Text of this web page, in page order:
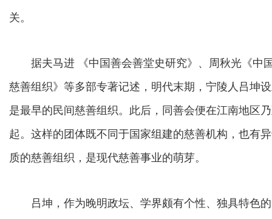
关。
据夫马进 《中国善会善堂史研究》、周秋光《中
慈善组织》等多部专著记述，明代末期，宁陵人吕坤
是最早的民间慈善组织。此后，同善会便在江南地区
起。这样的团体既不同于国家组建的慈善机构，也有
质的慈善组织，是现代慈善事业的萌芽。
吕坤，作为晚明政坛、学界颇有个性、独具特色的